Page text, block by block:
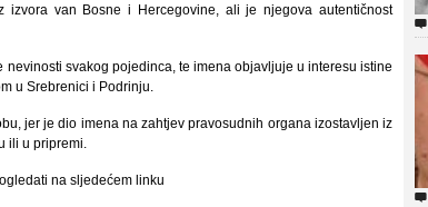
van Bosne i Hercegovine, ali je njegova autentičnost
svakog pojedinca, te imena objavljuje u interesu istine
u Srebrenici i Podrinju.
jer je dio imena na zahtjev pravosudnih organa izostavljen iz
ili u pripremi.
na sljedećem linku

